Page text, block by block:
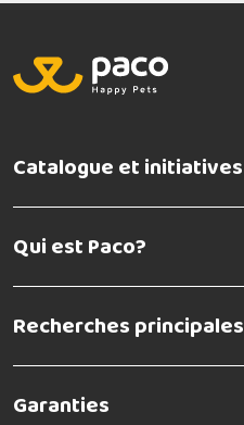
Catalogue et initiatives
Qui est Paco?
Recherches principales
Garanties